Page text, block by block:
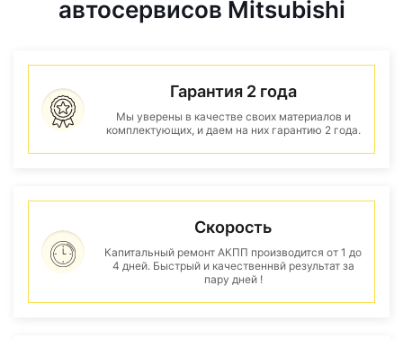
автосервисов Mitsubishi
Гарантия 2 года
Мы уверены в качестве своих материалов и
комплектующих, и даем на них гарантию 2 года.
Скорость
Капитальный ремонт АКПП производится от 1 до
4 дней. Быстрый и качественнвй результат за
пару дней !